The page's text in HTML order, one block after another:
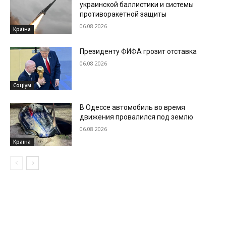
Країна
украинской баллистики и системы
противоракетной защиты
06.08.2026
Соціум
Президенту ФИФА грозит отставка
06.08.2026
Країна
В Одессе автомобиль во время
движения провалился под землю
06.08.2026